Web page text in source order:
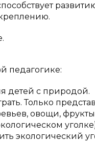
педагогике:
детей с природой.
Только
овощи,
экологический